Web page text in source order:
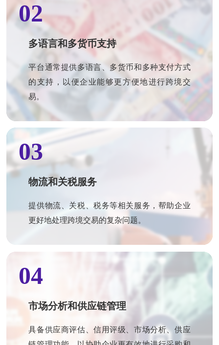
02
多语言和多货币支持
平台通常提供多语言、多货币和多种支付方式
的支持，以便企业能够更方便地进行跨境交
易。
03
物流和关税服务
提供物流、关税、税务等相关服务，帮助企业
更好地处理跨境交易的复杂问题。
04
市场分析和供应链管理
具备供应商评估、信用评级、市场分析、供应